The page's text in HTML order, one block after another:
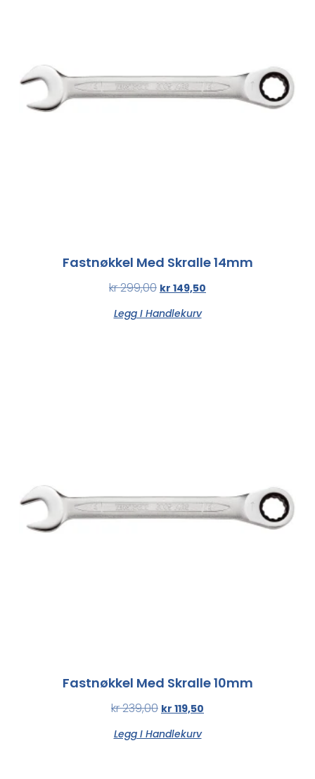
Fastnøkkel Med Skralle 14mm
kr299,00 kr 149,50
Legg I Handlekurv
Fastnøkkel Med Skralle 10mm
kr239,00 kr 119,50
Legg I Handlekurv